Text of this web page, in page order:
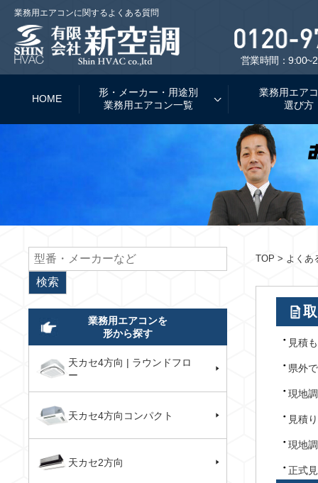
業務用エアコンに関するよくある質問
営業時間：
HOME
形・メーカー・用途別
業務用エアコン一覧
業務用エア
選び方
TOP > よくあ
見積
県外
現地
見積
現地
正式
業務用エアコンを
形から探す
天カセ4方向 | ラウンドフロ
ー
天カセ4方向コンパクト
天カセ2方向